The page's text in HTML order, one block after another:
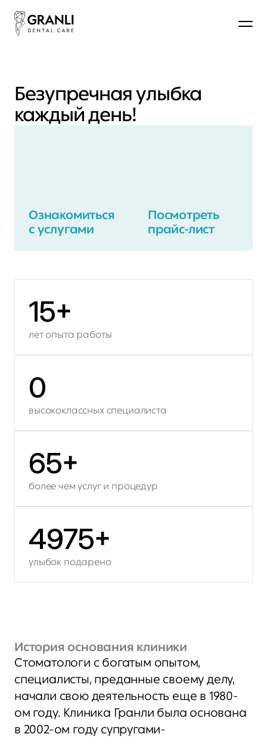
Безупречная улыбка
каждый день!
История основания клиники
Стоматологи с богатым опытом,
специалисты, преданные своему делу,
начали свою деятельность еще в 1980-
ом году. Клиника Гранли была основана
в 2002-ом году супругами-
15+
лет опыта работы
0
высококлассных специалиста
65+
более чем услуг и процедур
4975+
улыбок подарено
Ознакомиться
с услугами
Посмотреть
прайс-лист